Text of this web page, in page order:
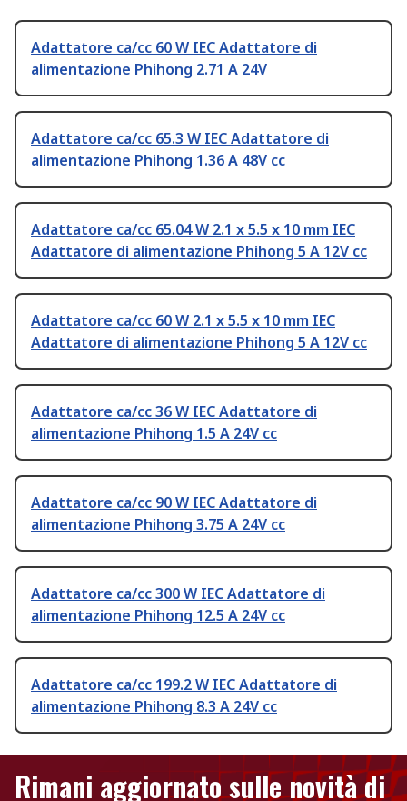
Adattatore ca/cc 60 W IEC Adattatore di
alimentazione Phihong 2.71 A 24V
Adattatore ca/cc 65.3 W IEC Adattatore di
alimentazione Phihong 1.36 A 48V cc
Adattatore ca/cc 65.04 W 2.1 x 5.5 x 10 mm IEC
Adattatore di alimentazione Phihong 5 A 12V cc
Adattatore ca/cc 60 W 2.1 x 5.5 x 10 mm IEC
Adattatore di alimentazione Phihong 5 A 12V cc
Adattatore ca/cc 36 W IEC Adattatore di
alimentazione Phihong 1.5 A 24V cc
Adattatore ca/cc 90 W IEC Adattatore di
alimentazione Phihong 3.75 A 24V cc
Adattatore ca/cc 300 W IEC Adattatore di
alimentazione Phihong 12.5 A 24V cc
Adattatore ca/cc 199.2 W IEC Adattatore di
alimentazione Phihong 8.3 A 24V cc
Rimani aggiornato sulle novità di